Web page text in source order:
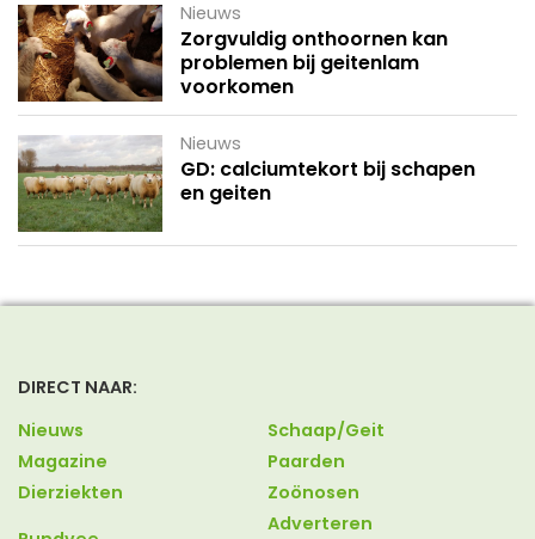
Nieuws
Zorgvuldig onthoornen kan
problemen bij geitenlam
voorkomen
Nieuws
GD: calciumtekort bij schapen
en geiten
DIRECT NAAR:
Nieuws
Magazine
Dierziekten
Schaap/Geit
Paarden
Zoönosen
Adverteren